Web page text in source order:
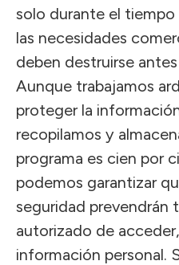
solo durante el tiempo
las necesidades
deben destruirse
Aunque trabajamos
proteger la
recopilamos y
programa es cien por
podemos garantizar
seguridad
autorizado de
información personal.